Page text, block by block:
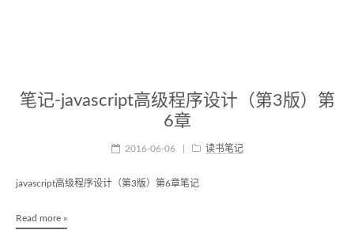
笔记-javascript高级程序设计（第3版）第
6章
2016-06-06 读书笔记
javascript高级程序设计（第3版）第6章笔记
Read more »